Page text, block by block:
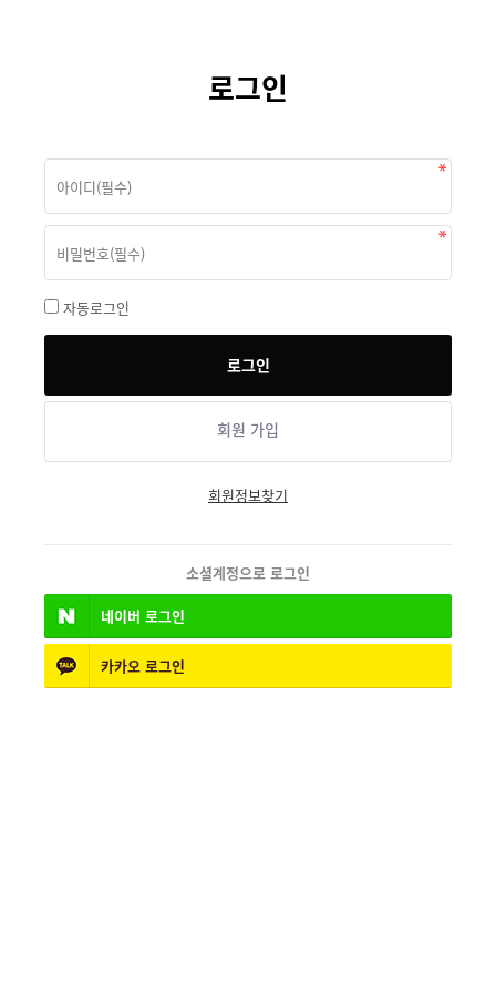
로그인
자동로그인
회원 가입
회원정보찾기
소셜계정으로 로그인
네이버 로그인
카카오 로그인